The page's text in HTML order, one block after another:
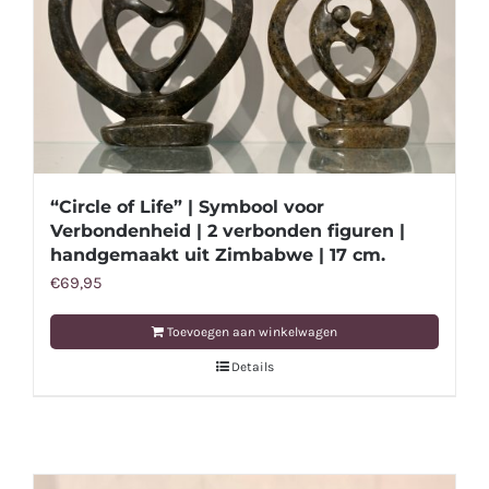
“Circle of Life” | Symbool voor
Verbondenheid | 2 verbonden figuren |
handgemaakt uit Zimbabwe | 17 cm.
€69,95
Toevoegen aan winkelwagen
Details